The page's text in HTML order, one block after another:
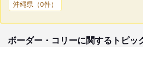
沖縄県（0件）
ボーダー・コリーに関するトピッ